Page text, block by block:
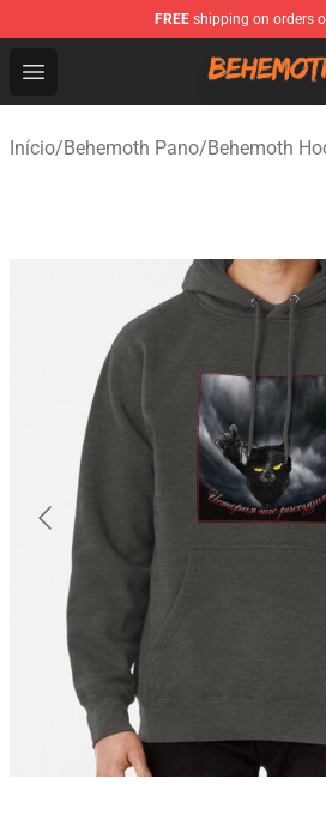
FREE shipping on orders
Open menu
Behemoth Store - Official
Início/Behemoth Pano/Behemoth